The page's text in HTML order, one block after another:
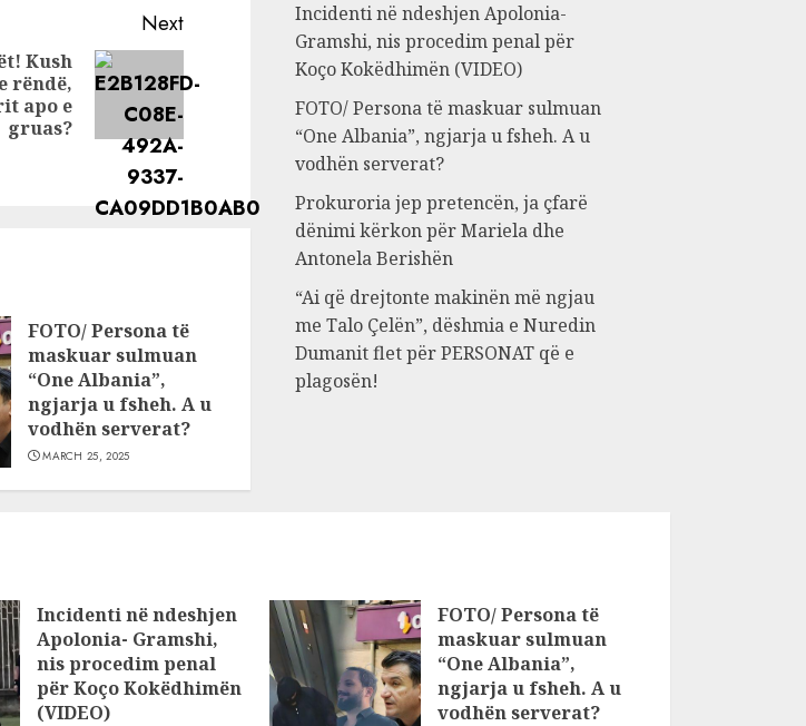
Next
Kush
rëndë,
apo e
gruas?
FOTO/ Persona të
maskuar sulmuan
“One Albania”,
ngjarja u fsheh. A u
vodhën serverat?
MARCH 25, 2025
Incidenti në ndeshjen Apolonia-
Gramshi, nis procedim penal për
Koço Kokëdhimën (VIDEO)
FOTO/ Persona të maskuar sulmuan
“One Albania”, ngjarja u fsheh. A u
vodhën serverat?
Prokuroria jep pretencën, ja çfarë
dënimi kërkon për Mariela dhe
Antonela Berishën
“Ai që drejtonte makinën më ngjau
me Talo Çelën”, dëshmia e Nuredin
Dumanit flet për PERSONAT që e
plagosën!
Incidenti në ndeshjen
Apolonia- Gramshi,
nis procedim penal
për Koço Kokëdhimën
(VIDEO)
FOTO/ Persona të
maskuar sulmuan
“One Albania”,
ngjarja u fsheh. A u
vodhën serverat?